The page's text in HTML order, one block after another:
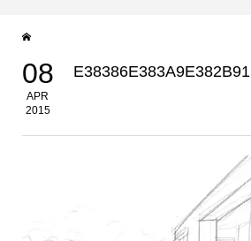
08
APR
2015
E38386E383A9E382B91